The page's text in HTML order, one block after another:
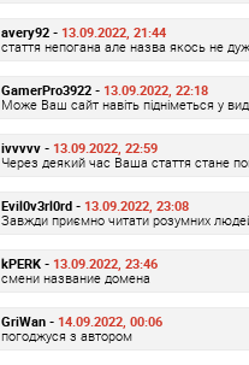
avery92 - 13.09.2022, 21:44
стаття непогана але назва якось не
GamerPro3922 - 13.09.2022, 22:18
Може Ваш сайт навіть підніметься у
ivvvvv - 13.09.2022, 22:59
Через деякий час Ваша стаття стане
Evil0v3rl0rd - 13.09.2022, 23:08
Завжди приємно читати розумних
kPERK - 13.09.2022, 23:46
смени название домена
GriWan - 14.09.2022, 00:06
погоджуся з автором